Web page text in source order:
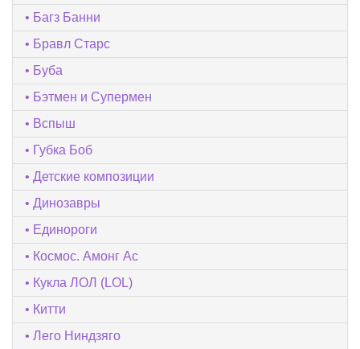
Багз Банни
Бравл Старс
Буба
Бэтмен и Супермен
Вспыш
Губка Боб
Детские композиции
Динозавры
Единороги
Космос. Амонг Ас
Кукла ЛОЛ (LOL)
Китти
Лего Ниндзяго